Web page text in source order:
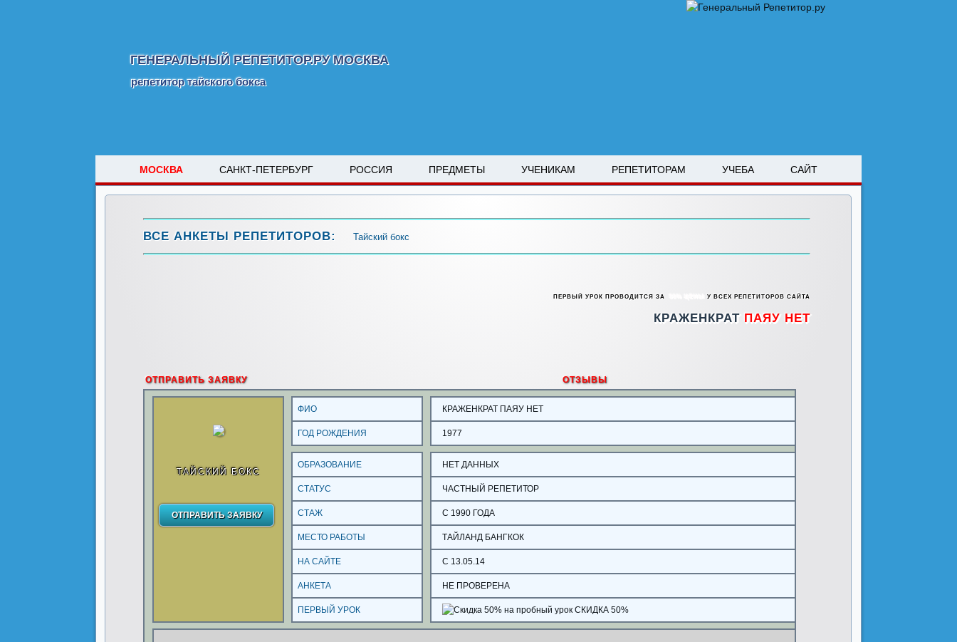
ГЕНЕРАЛЬНЫЙ РЕПЕТИТОР.РУ МОСКВА
репетитор тайского бокса
МОСКВА САНКТ-ПЕТЕРБУРГ РОССИЯ ПРЕДМЕТЫ УЧЕНИКАМ РЕПЕТИТОРАМ УЧЕБА САЙТ
ВСЕ АНКЕТЫ РЕПЕТИТОРОВ: Тайский бокс
ПЕРВЫЙ УРОК ПРОВОДИТСЯ ЗА У ВСЕХ РЕПЕТИТОРОВ САЙТА
КРАЖЕНКРАТ ПАЯУ НЕТ
ОТПРАВИТЬ ЗАЯВКУ ОТЗЫВЫ
ТАЙСКИЙ БОКС
ФИО КРАЖЕНКРАТ ПАЯУ НЕТ
ГОД РОЖДЕНИЯ 1977
ОБРАЗОВАНИЕ НЕТ ДАННЫХ
СТАТУС ЧАСТНЫЙ РЕПЕТИТОР
СТАЖ С 1990 ГОДА
МЕСТО РАБОТЫ ТАЙЛАНД БАНГКОК
НА САЙТЕ С 13.05.14
АНКЕТА НЕ ПРОВЕРЕНА
ПЕРВЫЙ УРОК СКИДКА 50%